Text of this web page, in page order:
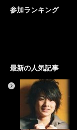
参加ランキング
最新の人気記事